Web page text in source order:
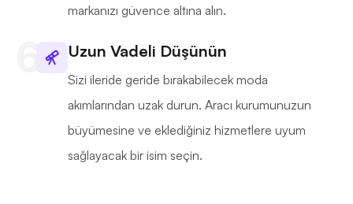
markanızı güvence altına alın.
Uzun Vadeli Düşünün
Sizi ileride geride bırakabilecek moda
akımlarından uzak durun. Aracı kurumunuzun
büyümesine ve eklediğiniz hizmetlere uyum
sağlayacak bir isim seçin.